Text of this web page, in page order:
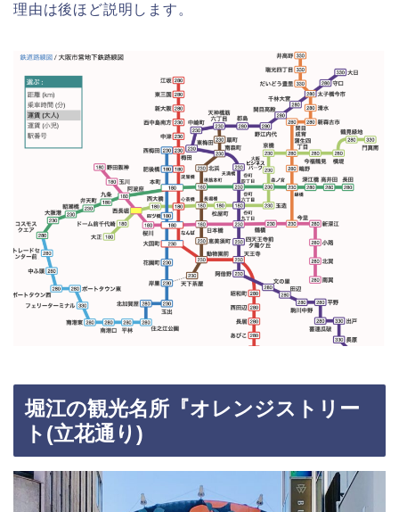
理由は後ほど説明します。
堀江の観光名所『オレンジストリー
ト(立花通り)